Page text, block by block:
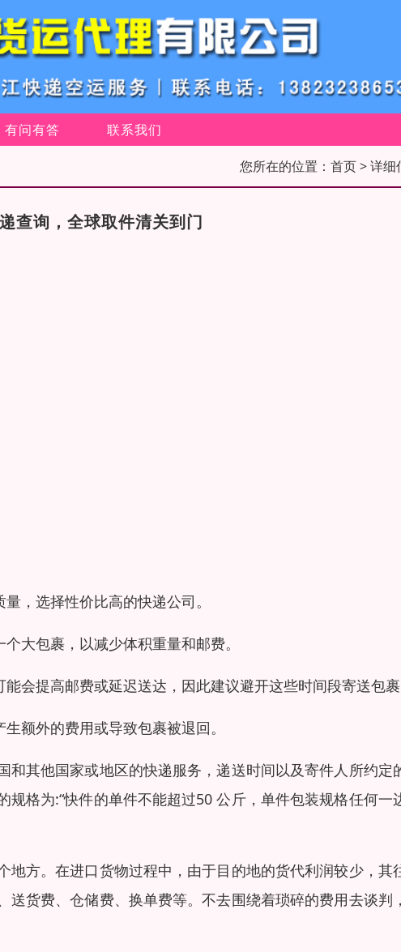
有问有答 联系我们
您所在的位置： 首页> 详细
查询，全球取件清关到门
，选择性价比高的快递公司。
大包裹，以减少体积重量和邮费。
会提高邮费或延迟送达，因此建议避开这些时间段寄送包
额外的费用或导致包裹被退回。
其他国家或地区的快递服务，递送时间以及寄件人所约定
格为:“快件的单件不能超过50 公斤，单件包装规格任何一
方。在进口货物过程中，由于目的地的货代利润较少，其
货费、仓储费、换单费等。不去围绕着琐碎的费用去谈判